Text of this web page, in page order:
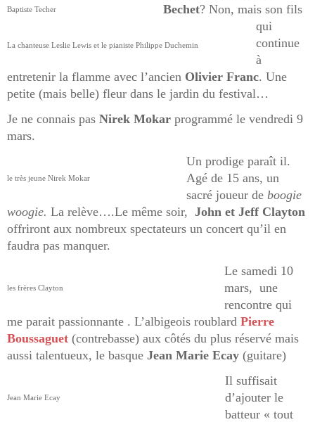
Baptiste Techer
La chanteuse Leslie Lewis et le pianiste Philippe Duchemin
Bechet? Non, mais son fils
qui
continue
à
entretenir la flamme avec l’ancien Olivier Franc. Une
petite (mais belle) fleur dans le jardin du festival…
Je ne connais pas Nirek Mokar programmé le vendredi 9
mars.
le très jeune Nirek Mokar
Un prodige paraît il.
Agé de 15 ans, un
sacré joueur de boogie
woogie. La relève….Le même soir, John et Jeff Clayton
offriront aux nombreux spectateurs un concert qu’il en
faudra pas manquer.
les frères Clayton
Le samedi 10
mars, une
rencontre qui
me parait passionnante . L’albigeois roublard Pierre
Boussaguet (contrebasse) aux côtés du plus réservé mais
aussi talentueux, le basque Jean Marie Ecay (guitare)
Jean Marie Ecay
Il suffisait
d’ajouter le
batteur « tout